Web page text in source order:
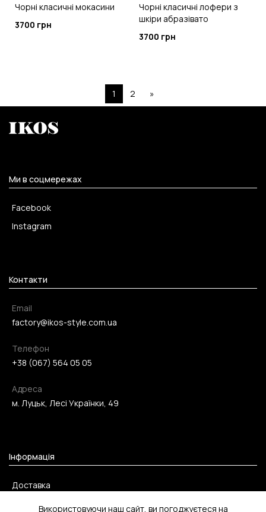
Чорні класичні мокасини
3700 грн
Чорні класичні лофери з
шкіри абразівато
3700 грн
1 2 »
Ми в соцмережах
Facebook
Instagram
Контакти
Email
factory@ikos-style.com.ua
Телефон
+38 (067) 564 05 05
Адреса
м. Луцьк, Лесі Українки, 49
Інформація
Доставка
Використовуючи наш сайт, ви погоджуєтеся на